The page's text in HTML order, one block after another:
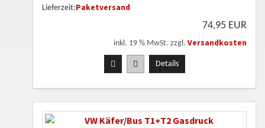
Lieferzeit:Paketversand
74,95 EUR
inkl. 19 % MwSt. zzgl. Versandkosten
Details